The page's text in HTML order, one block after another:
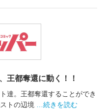
王都奪還に動く！！
達。王都奪還することができ
トの辺境
…続きを読む